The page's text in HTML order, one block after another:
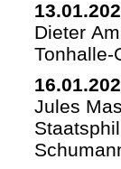
Dieter
Tonhalle-
Jules